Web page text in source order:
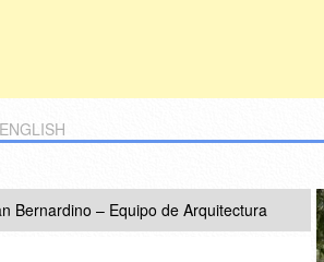
ENGLISH
Bernardino – Equipo de Arquitectura